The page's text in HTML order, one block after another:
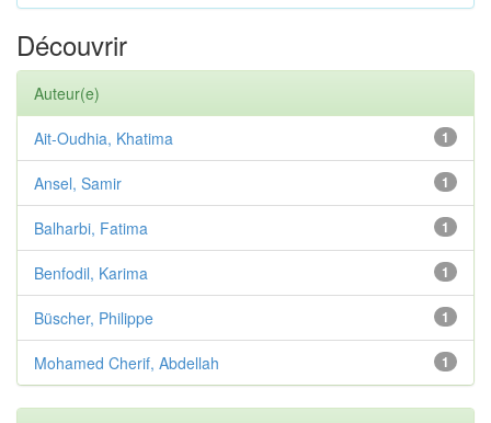
Découvrir
Auteur(e)
1
Ait-Oudhia, Khatima
1
Ansel, Samir
1
Balharbi, Fatima
1
Benfodil, Karima
1
Büscher, Philippe
1
Mohamed Cherif, Abdellah